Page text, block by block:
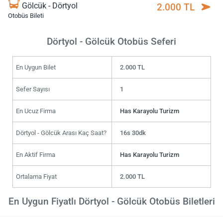
Gölcük - Dörtyol
Otobüs Bileti
2.000 TL
Dörtyol - Gölcük Otobüs Seferi
En Uygun Bilet 2.000 TL
Sefer Sayısı 1
En Ucuz Firma Has Karayolu Turizm
Dörtyol - Gölcük Arası Kaç Saat? 16s 30dk
En Aktif Firma Has Karayolu Turizm
Ortalama Fiyat 2.000 TL
En Uygun Fiyatlı Dörtyol - Gölcük Otobüs Biletleri